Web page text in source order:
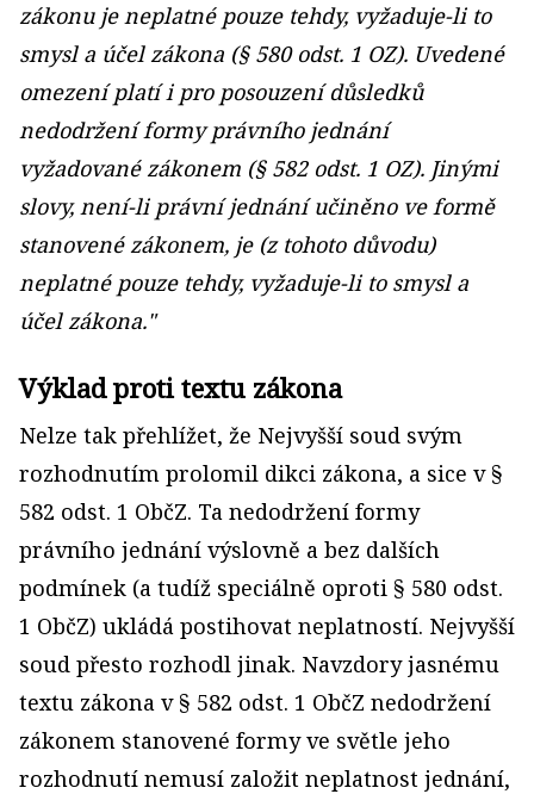
zákonu je neplatné pouze tehdy, vyžaduje-li to
smysl a účel zákona (§ 580 odst. 1 OZ). Uvedené
omezení platí i pro posouzení důsledků
nedodržení formy právního jednání
vyžadované zákonem (§ 582 odst. 1 OZ). Jinými
slovy, není-li právní jednání učiněno ve formě
stanovené zákonem, je (z tohoto důvodu)
neplatné pouze tehdy, vyžaduje-li to smysl a
účel zákona."
Výklad proti textu zákona
Nelze tak přehlížet, že Nejvyšší soud svým
rozhodnutím prolomil dikci zákona, a sice v §
582 odst. 1 ObčZ. Ta nedodržení formy
právního jednání výslovně a bez dalších
podmínek (a tudíž speciálně oproti § 580 odst.
1 ObčZ) ukládá postihovat neplatností. Nejvyšší
soud přesto rozhodl jinak. Navzdory jasnému
textu zákona v § 582 odst. 1 ObčZ nedodržení
zákonem stanovené formy ve světle jeho
rozhodnutí nemusí založit neplatnost jednání,